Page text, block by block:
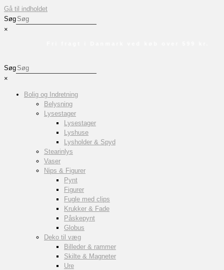
Gå til indholdet
Søg
×
Søg
×
Bolig og Indretning
Belysning
Lysestager
Lysestager
Lyshuse
Lysholder & Spyd
Stearinlys
Vaser
Nips & Figurer
Pynt
Figurer
Fugle med clips
Krukker & Fade
Påskepynt
Globus
Deko til væg
Billeder & rammer
Skilte & Magneter
Ure